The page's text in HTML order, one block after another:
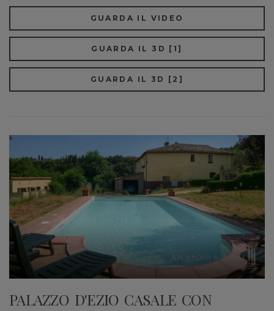
GUARDA IL VIDEO
GUARDA IL 3D [1]
GUARDA IL 3D [2]
PALAZZO D'EZIO CASALE CON